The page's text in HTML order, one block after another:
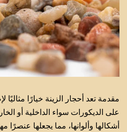
مقدمة تعد أحجار الزينة خيارًا
على الديكورات سواء الداخلية أو
أشكالها وألوانها، مما يجعلها عنصرًا